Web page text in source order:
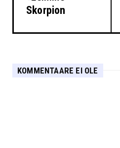
Skorpion
KOMMENTAARE EI OLE